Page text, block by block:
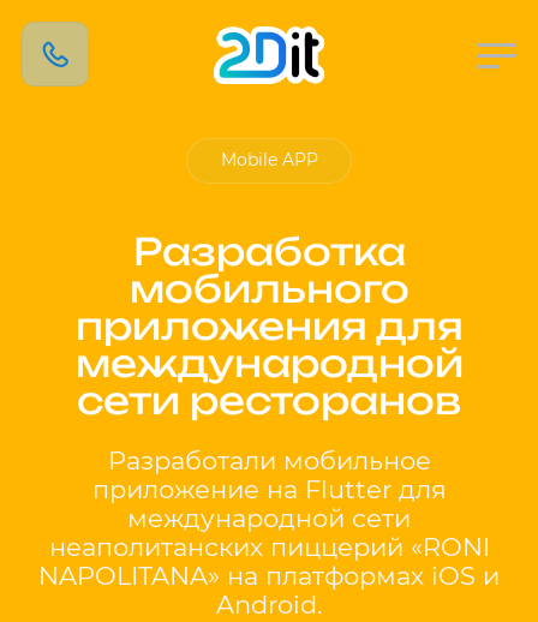
Mobile APP
Разработка
мобильного
приложения для
международной
сети ресторанов
Разработали мобильное
приложение на Flutter для
международной сети
неаполитанских пиццерий «RONI
NAPOLITANA» на платформах iOS и
Android.